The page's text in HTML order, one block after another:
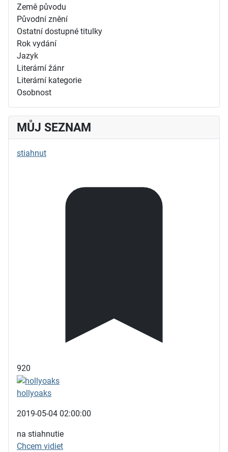
Země původu
Původní znění
Ostatní dostupné titulky
Rok vydání
Jazyk
Literární žánr
Literární kategorie
Osobnost
MŮJ SEZNAM
stiahnut
920
hollyoaks
2019-05-04 02:00:00
na stiahnutie
Chcem vidiet